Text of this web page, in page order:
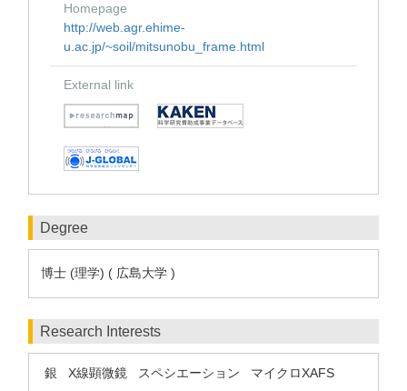
Homepage
http://web.agr.ehime-
u.ac.jp/~soil/mitsunobu_frame.html
External link
Degree
博士 (理学) ( 広島大学 )
Research Interests
銀 X線顕微鏡 スペシエーション
マイクロXAFS